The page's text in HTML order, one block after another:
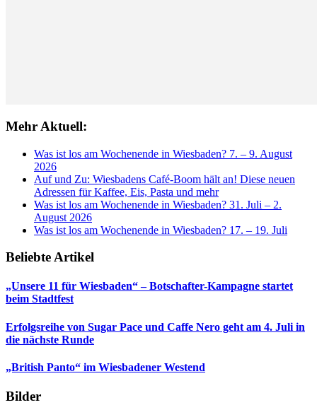
Mehr Aktuell:
Was ist los am Wochenende in Wiesbaden? 7. – 9. August
2026
Auf und Zu: Wiesbadens Café-Boom hält an! Diese neuen
Adressen für Kaffee, Eis, Pasta und mehr
Was ist los am Wochenende in Wiesbaden? 31. Juli – 2.
August 2026
Was ist los am Wochenende in Wiesbaden? 17. – 19. Juli
Beliebte Artikel
„Unsere 11 für Wiesbaden“ – Botschafter-Kampagne startet
beim Stadtfest
Erfolgsreihe von Sugar Pace und Caffe Nero geht am 4. Juli in
die nächste Runde
„British Panto“ im Wiesbadener Westend
Bilder